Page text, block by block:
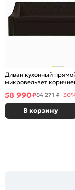
Диван кухонный
микровельвет
58 990₽84 271 ₽-
В корзину